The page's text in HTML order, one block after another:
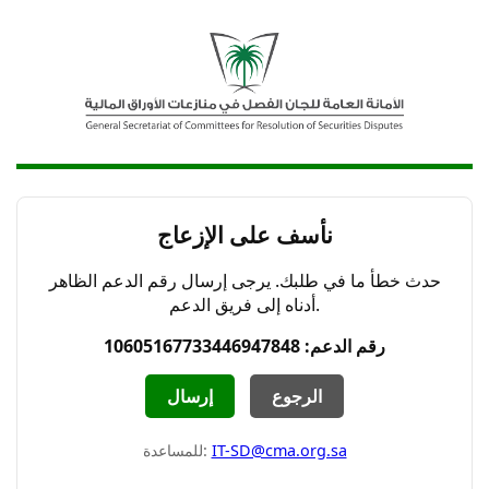
نأسف على الإزعاج
حدث خطأ ما في طلبك. يرجى إرسال رقم الدعم الظاهر
أدناه إلى فريق الدعم.
رقم الدعم: 10605167733446947848
إرسال الرجوع
للمساعدة: IT-SD@cma.org.sa